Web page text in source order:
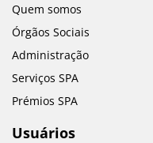
Quem somos
Órgãos Sociais
Administração
Serviços SPA
Prémios SPA
Usuários